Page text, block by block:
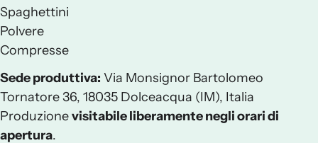
Spaghettini
Polvere
Compresse
Sede produttiva: Via Monsignor Bartolomeo
Tornatore 36, 18035 Dolceacqua (IM), Italia
Produzionevisitabile liberamente negli orari di
apertura.